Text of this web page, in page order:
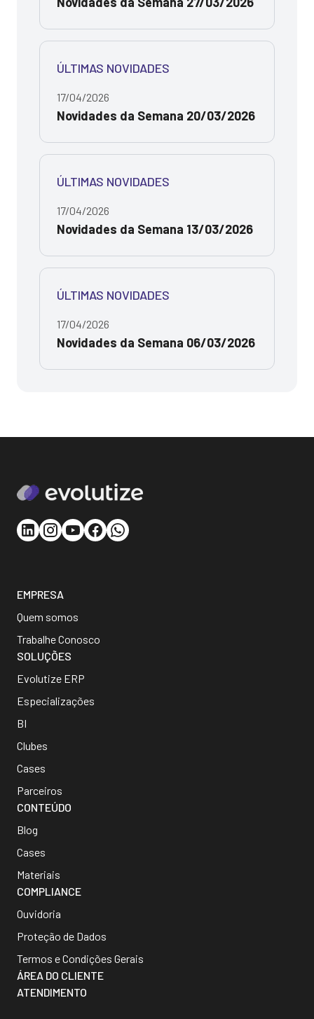
ÚLTIMAS NOVIDADES
17/04/2026
Novidades da Semana 20/03/2026
ÚLTIMAS NOVIDADES
17/04/2026
Novidades da Semana 13/03/2026
ÚLTIMAS NOVIDADES
17/04/2026
Novidades da Semana 06/03/2026
EMPRESA
Quem somos
Trabalhe Conosco
SOLUÇÕES
Evolutize ERP
Especializações
BI
Clubes
Cases
Parceiros
CONTEÚDO
Blog
Cases
Materiais
COMPLIANCE
Ouvidoria
Proteção de Dados
Termos e Condições Gerais
ÁREA DO CLIENTE
ATENDIMENTO